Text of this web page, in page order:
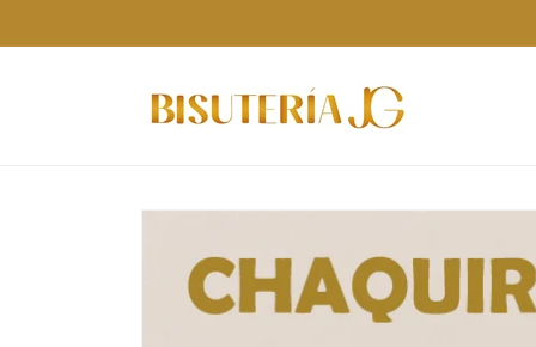
al contenido
directamente
información
del producto